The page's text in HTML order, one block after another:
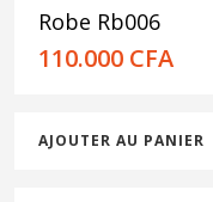
Robe Rb006
110.000 CFA
AJOUTER AU PANIER